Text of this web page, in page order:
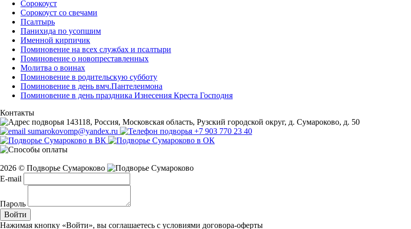
Сорокоуст
Сорокоуст со свечами
Псалтырь
Панихида по усопшим
Именной кирпичик
Поминовение на всех службах и псалтыри
Поминовение о новопреставленных
Молитва о воинах
Поминовение в родительскую субботу
Поминовение в день вмч.Пантелеимона
Поминовение в день праздника Изнесения Креста Господня
Контакты
143118, Россия, Московская область, Рузский городской округ, д. Сумароково, д. 50
sumarokovomp@yandex.ru
+7 903 770 23 40
2026 © Подворье Сумароково
E-mail
Пароль
Войти
Нажимая кнопку «Войти», вы соглашаетесь с условиями договора-оферты